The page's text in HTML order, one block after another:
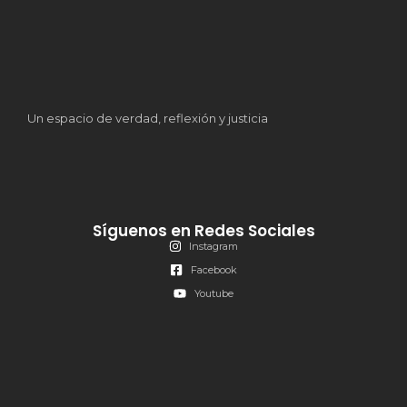
Un espacio de verdad, reflexión y justicia
Síguenos en Redes Sociales
Instagram
Facebook
Youtube